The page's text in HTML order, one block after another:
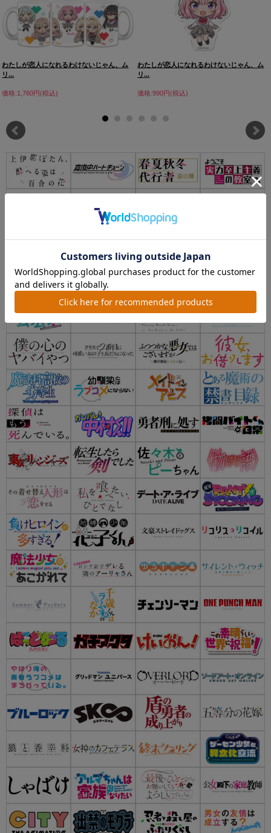
わたしが恋人になれるわけないじゃん、ム
リ...
価格:1,760円(税込)
わたしが恋人になれるわけないじゃん、ム
リ...
価格:990円(税込)